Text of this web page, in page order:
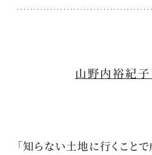
山野内裕紀子
「知らない土地に行くこと